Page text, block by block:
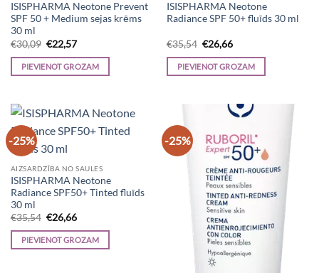
ISISPHARMA Neotone Prevent
SPF 50 + Medium sejas krēms
30 ml
€30,09 Original
price
was:
€30,09.
€22,57Current
is:
€22,57.
PIEVIENOT GROZAM
ISISPHARMA Neotone
Radiance SPF 50+ fluīds 30 ml
€35,54 Original
price
was:
€35,54.
€26,66Current
is:
€26,66.
PIEVIENOT GROZAM
-25%
AIZSARDZĪBA NO SAULES
ISISPHARMA Neotone
Radiance SPF50+ Tinted fluīds
30 ml
€35,54 Original
price
was:
€35,54.
€26,66Current
is:
€26,66.
PIEVIENOT GROZAM
-25%